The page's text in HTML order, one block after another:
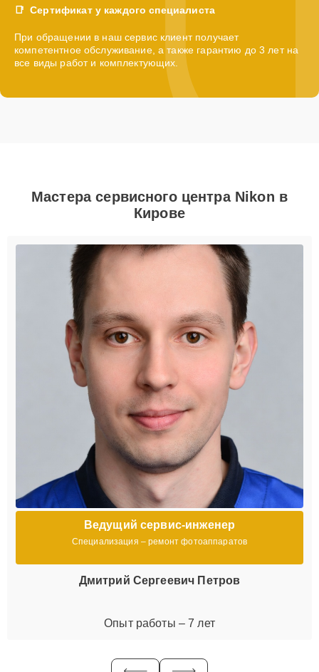
Сертификат у каждого специалиста
При обращении в наш сервис клиент получает
компетентное обслуживание, а также гарантию до 3 лет на
все виды работ и комплектующих.
Мастера сервисного центра Nikon в
Кирове
Ведущий сервис-инженер
Специализация – ремонт фотоаппаратов
Дмитрий Сергеевич Петров
Опыт работы – 7 лет